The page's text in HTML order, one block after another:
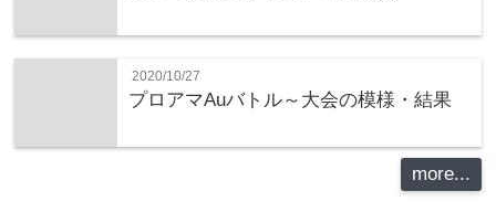
2020/10/27
プロアマAuバトル～大会の模様・結果
more...